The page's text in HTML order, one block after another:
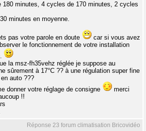
180 minutes, 4 cycles de 170 minutes, 2 cycles
minutes en moyenne.
pas votre parole en doute
car si vous avez
le fonctionnement de votre installation
la msz-fh35vehz réglée je suppose au
sûrement à 17°C ?? à une régulation super fine
auto ???
donner votre réglage de consigne
merci
!!
Réponse 23 forum climatisation Bricovidéo